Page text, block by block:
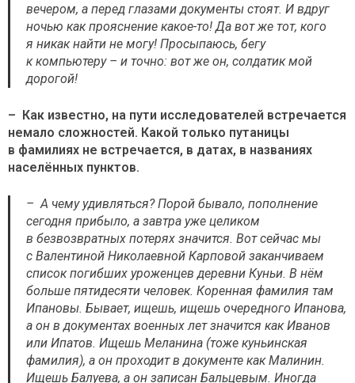
вечером, а перед глазами документы стоят. И вдруг
ночью как прояснение какое-то! Да вот же тот, кого
я никак найти не могу! Просыпаюсь, бегу
к компьютеру – и точно: вот же он, солдатик мой
дорогой!
– Как известно, на пути исследователей встречается
немало сложностей. Какой только путаницы
в фамилиях не встречается, в датах, в названиях
населённых пунктов.
– А чему удивляться? Порой бывало, пополнение
сегодня прибыло, а завтра уже целиком
в безвозвратных потерях значится. Вот сейчас мы
с Валентиной Николаевной Карповой заканчиваем
список погибших уроженцев деревни Куньи. В нём
больше пятидесяти человек. Коренная фамилия там
Ипановы. Бывает, ищешь, ищешь очередного Ипанова,
а он в документах военных лет значится как Иванов
или Ипатов. Ищешь Меланина (тоже куньинская
фамилия), а он проходит в документе как Малинин.
Ищешь Балуева, а он записан Бальцевым. Иногда